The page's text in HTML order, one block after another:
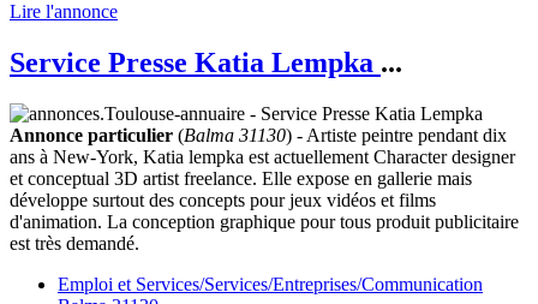
Lire l'annonce
Service Presse Katia Lempka ...
Annonce particulier (Balma 31130) - Artiste peintre pendant dix
ans à New-York, Katia lempka est actuellement Character designer
et conceptual 3D artist freelance. Elle expose en gallerie mais
développe surtout des concepts pour jeux vidéos et films
d'animation. La conception graphique pour tous produit publicitaire
est très demandé.
Emploi et Services/Services/Entreprises/Communication